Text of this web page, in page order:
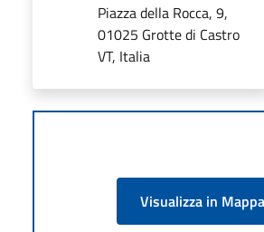
Piazza della Rocca, 9,
01025 Grotte di Castro
VT, Italia
Visualizza in Mappa